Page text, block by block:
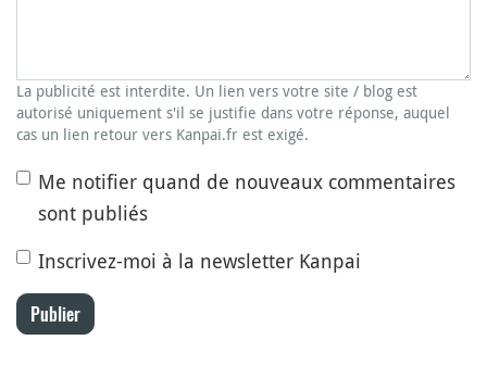
La publicité est interdite. Un lien vers votre site / blog est
autorisé uniquement s'il se justifie dans votre réponse, auquel
cas un lien retour vers Kanpai.fr est exigé.
Me notifier quand de nouveaux commentaires
sont publiés
Inscrivez-moi à la newsletter Kanpai
Publier